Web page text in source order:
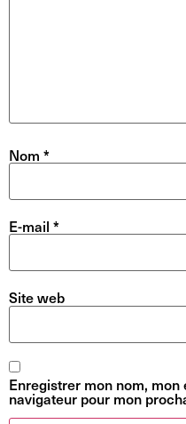
Nom *
E-mail *
Site web
Enregistrer mon nom,
navigateur pour mon